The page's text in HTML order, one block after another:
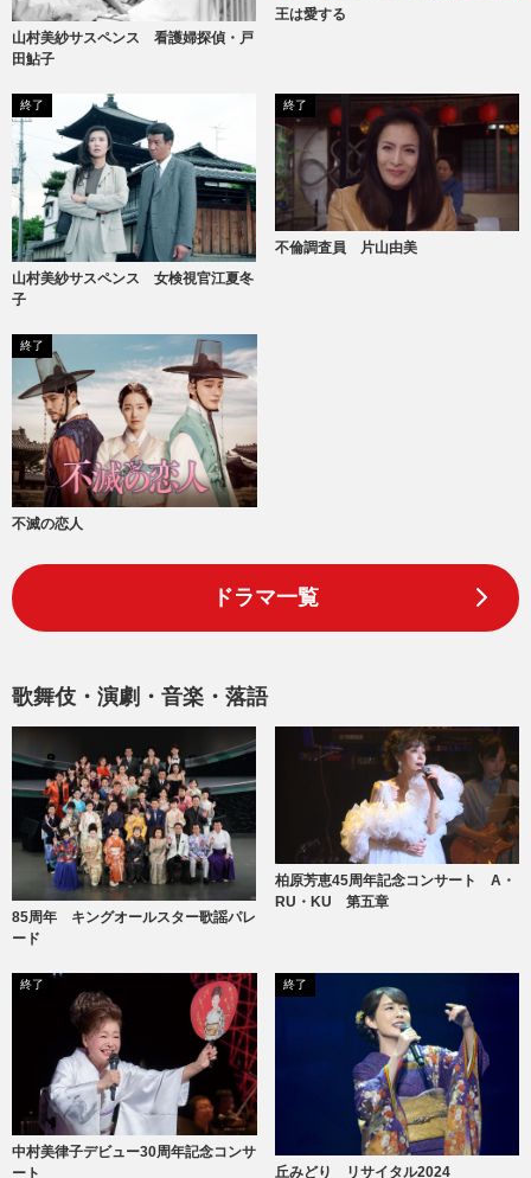
山村美紗サスペンス 看護婦探偵・戸
田鮎子
王は愛する
終了
山村美紗サスペンス 女検視官江夏冬
子
終了
不倫調査員 片山由美
終了
不滅の恋人
ドラマ一覧
歌舞伎・演劇・音楽・落語
85周年 キングオールスター歌謡パレ
ード
柏原芳恵45周年記念コンサート A・
RU・KU 第五章
終了
中村美律子デビュー30周年記念コンサ
ート
終了
丘みどり リサイタル2024